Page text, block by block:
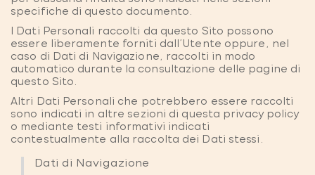
specifiche di questo documento.
I Dati Personali raccolti da questo Sito possono
essere liberamente forniti dall’Utente oppure, nel
caso di Dati di Navigazione, raccolti in modo
automatico durante la consultazione delle pagine di
questo Sito.
Altri Dati Personali che potrebbero essere raccolti
sono indicati in altre sezioni di questa privacy policy
o mediante testi informativi indicati
contestualmente alla raccolta dei Dati stessi.
Dati di Navigazione